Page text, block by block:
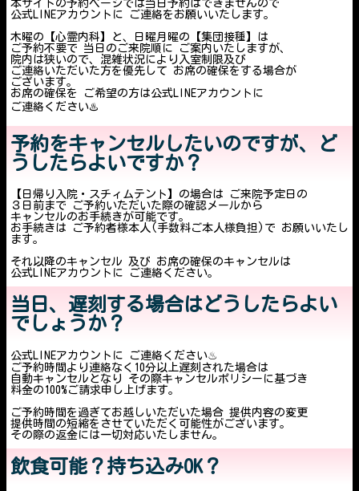
本サイトの予約ページでは当日予約はできませんので
公式LINEアカウントに ご連絡をお願いいたします。
木曜の【心霊内科】と、日曜月曜の【集団接種】は
ご予約不要で 当日のご来院順に ご案内いたしますが、
院内は狭いので、混雑状況により入室制限及び
ご連絡いただいた方を優先して お席の確保をする場合が
ございます。
お席の確保を ご希望の方は公式LINEアカウントに
ご連絡ください♨️
予約をキャンセルしたいのですが、ど
うしたらよいですか？
【日帰り入院・スチィムテント】の場合は ご来院予定日の
３日前まで ご予約いただいた際の確認メールから
キャンセルのお手続きが可能です。
お手続きは ご予約者様本人(手数料ご本人様負担)で お願いいたし
ます。
それ以降のキャンセル 及び お席の確保のキャンセルは
公式LINEアカウントに ご連絡ください。
当日、遅刻する場合はどうしたらよい
でしょうか？
公式LINEアカウントに ご連絡ください♨︎
ご予約時間より連絡なく10分以上遅刻された場合は
自動キャンセルとなり その際キャンセルポリシーに基づき
料金の100%ご請求申し上げます。
ご予約時間を過ぎてお越しいただいた場合 提供内容の変更
提供時間の短縮をさせていただく可能性がございます。
その際の返金には一切対応いたしません。
飲食可能？持ち込みOK？